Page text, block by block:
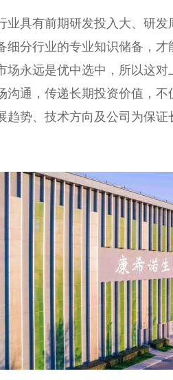
业具有前期研发投入大、研
细分行业的专业知识储备，
场永远是优中选中，所以这
沟通，传递长期投资价值，
趋势、技术方向及公司为保